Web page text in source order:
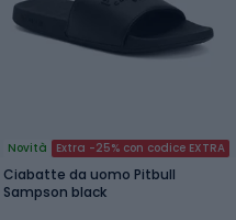
Novità Extra -25% con codice EXTRA
Ciabatte da uomo Pitbull
Sampson black